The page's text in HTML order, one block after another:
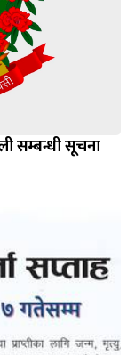
सम्बन्धी सूचना